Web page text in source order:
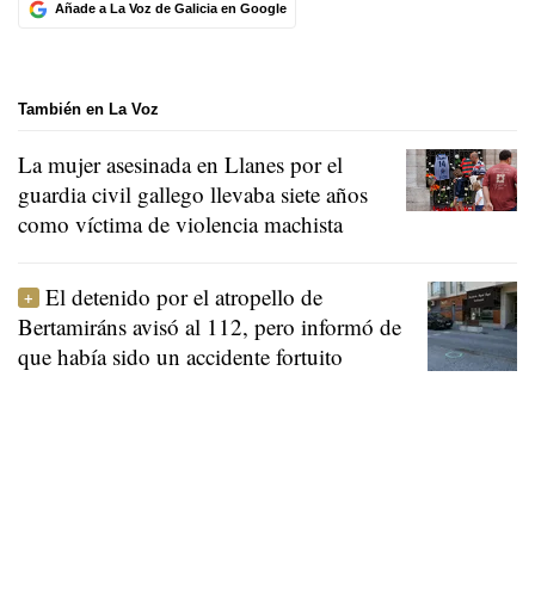
Añade a La Voz de Galicia en Google
También en La Voz
La mujer asesinada en Llanes por el
guardia civil gallego llevaba siete años
como víctima de violencia machista
El detenido por el atropello de
Bertamiráns avisó al 112, pero informó de
que había sido un accidente fortuito